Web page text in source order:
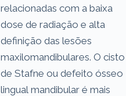
relacionadas com a baixa
dose de radiação e alta
definição das lesões
maxilomandibulares. O cisto
de Stafne ou defeito ósseo
lingual mandibular é mais